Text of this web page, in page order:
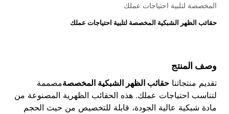
المخصصة لتلبية احتياجات عملك
حقائب الظهر الشبكية المخصصة لتلبية احتياجات عملك
وصف المنتج
تقديم منتجاتنا حقائب الظهر الشبكية المخصصةمصممة
لتناسب احتياجات عملك. هذه الحقائب الظهرية المصنوعة من
مادة شبكية عالية الجودة، قابلة للتخصيص من حيث الحجم